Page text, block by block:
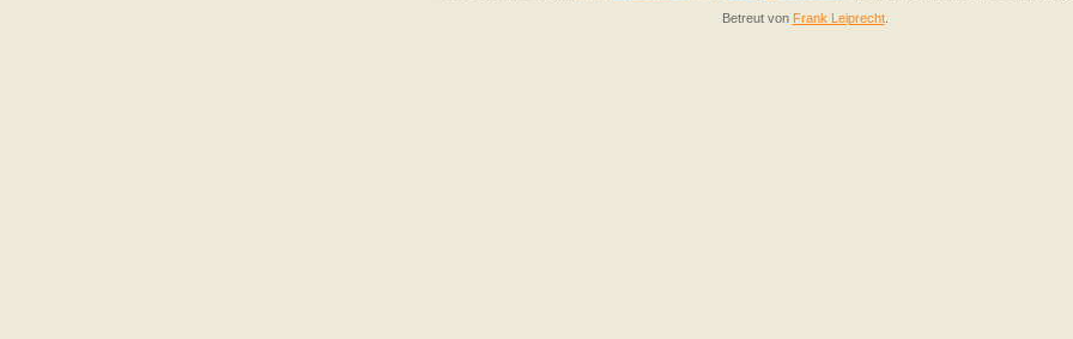
Betreut von Frank Leiprecht.